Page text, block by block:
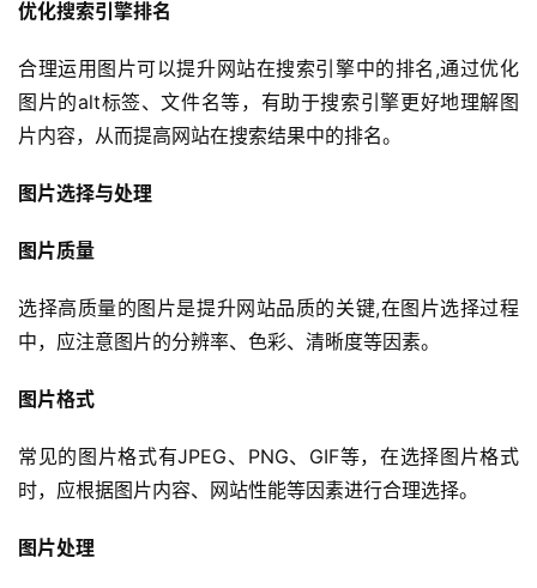
优化搜索引擎排名
合理运用图片可以提升网站在搜索引擎中的排名,通过优化
图片的alt标签、文件名等，有助于搜索引擎更好地理解图
片内容，从而提高网站在搜索结果中的排名。
图片选择与处理
图片质量
选择高质量的图片是提升网站品质的关键,在图片选择过程
中，应注意图片的分辨率、色彩、清晰度等因素。
图片格式
常见的图片格式有JPEG、PNG、GIF等，在选择图片格式
时，应根据图片内容、网站性能等因素进行合理选择。
图片处理